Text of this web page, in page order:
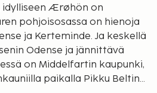
Ærøhön on
pohjoisosassa on hienoja
ja Kerteminde. Ja keskellä
Odense ja jännittävä
on Middelfartin kaupunki,
paikalla Pikku Beltin